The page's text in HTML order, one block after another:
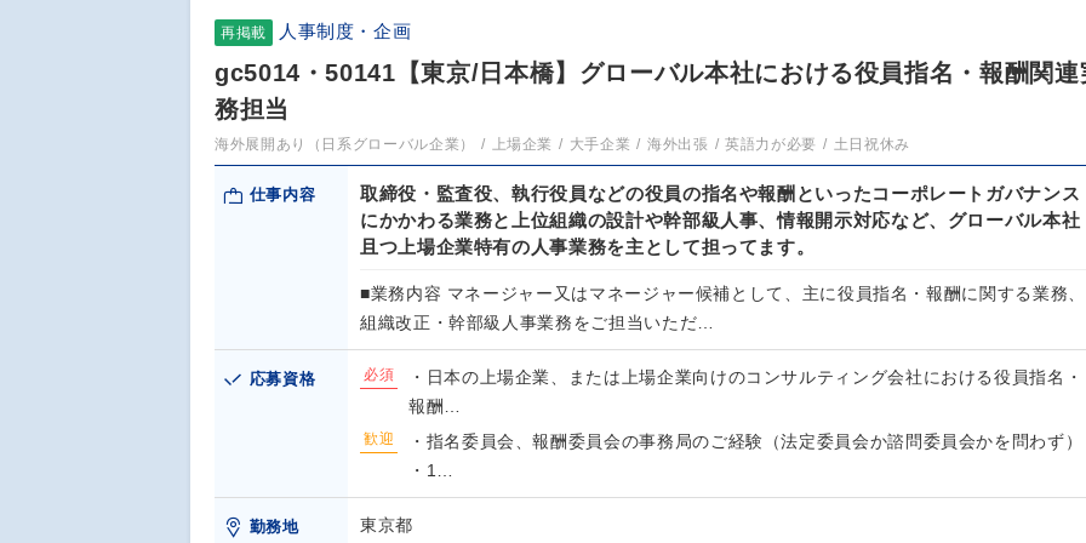
再掲載 人事制度・企画
gc5014・50141【東京/日本橋】グローバル本社における役員指名・報酬関連
務担当
海外展開あり（日系グローバル企業） 上場企業 大手企業 海外出張 英語力が必要 土日祝休み
仕事内容
取締役・監査役、執行役員などの役員の指名や報酬といったコーポレートガバナンス
にかかわる業務と上位組織の設計や幹部級人事、情報開示対応など、グローバル本社
且つ上場企業特有の人事業務を主として担ってます。
■業務内容 マネージャー又はマネージャー候補として、主に役員指名・報酬に関する業務、
組織改正・幹部級人事業務をご担当いただ…
応募資格 必須
・日本の上場企業、または上場企業向けのコンサルティング会社における役員指名・
報酬…
歓迎
・指名委員会、報酬委員会の事務局のご経験（法定委員会か諮問委員会かを問わず）
・1…
勤務地 東京都